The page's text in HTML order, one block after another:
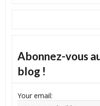
Abonnez-vous
blog !
Your email: